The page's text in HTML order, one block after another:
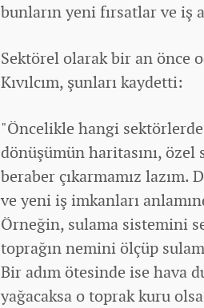
bunların yeni fırsatlar ve iş
Sektörel olarak bir an önce
Kıvılcım, şunları kaydetti:
"Öncelikle hangi
dönüşümün haritasını,
beraber çıkarmamız
ve yeni iş imkanları
Örneğin, sulama sistemini
toprağın nemini ölçüp
Bir adım ötesinde ise hava
yağacaksa o toprak kuru